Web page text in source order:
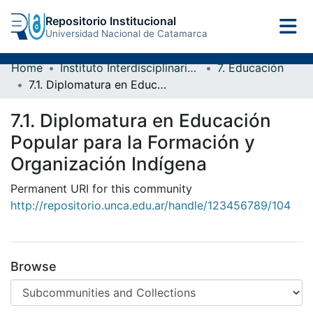
Repositorio Institucional
Universidad Nacional de Catamarca
Home Instituto Interdisciplinario Puneño
7. Educación
7.1. Diplomatura en Educación Popular para la Formación y Organización Indígena
7.1. Diplomatura en Educación
Popular para la Formación y
Organización Indígena
Permanent URI for this community
http://repositorio.unca.edu.ar/handle/123456789/104
Browse